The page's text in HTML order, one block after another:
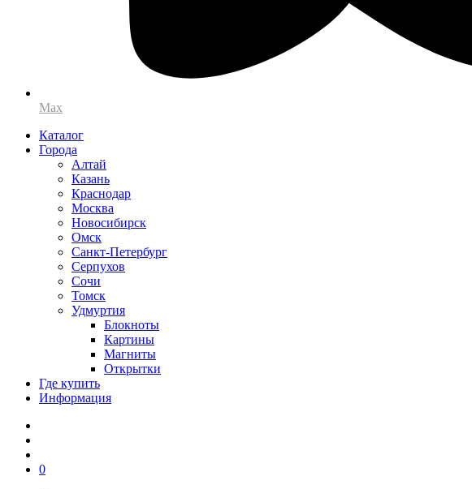
Max
Каталог
Города
Алтай
Казань
Краснодар
Москва
Новосибирск
Омск
Санкт-Петербург
Серпухов
Сочи
Томск
Удмуртия
Блокноты
Картины
Магниты
Открытки
Где купить
Информация
0